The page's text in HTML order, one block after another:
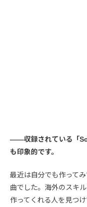
――収録されている「
も印象的です。
最近は自分でも作って
曲でした。海外のスキ
作ってくれる人を見つ